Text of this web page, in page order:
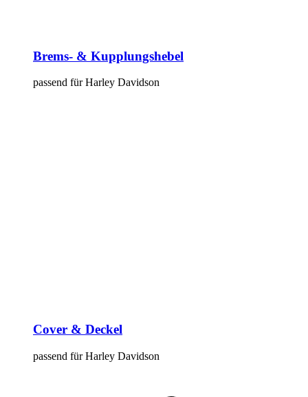
Brems- & Kupplungshebel
passend für Harley Davidson
Cover & Deckel
passend für Harley Davidson